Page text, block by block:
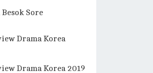
Sore
Drama Korea
Drama Korea 2019